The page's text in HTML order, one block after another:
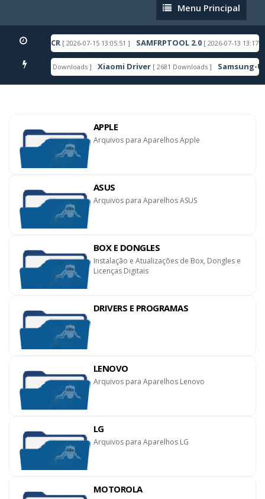
Menu
Principal
Menu Principal
16 ACR [ 2026-07-15 13:05:51 ] SAMFRPTOOL 2.0 [ 2026-07-13 13:17:27 ]
[ 6603 Downloads ] Xiaomi Driver [ 2681 Downloads ] Samsung-
APPLE
Arquivos para Aparelhos Apple
ASUS
Arquivos para Aparelhos ASUS
BOX E DONGLES
Instalação e Atualizações de Box, Dongles e
Licenças Digitais
DRIVERS E PROGRAMAS
LENOVO
Arquivos para Aparelhos Lenovo
LG
Arquivos para Aparelhos LG
MOTOROLA